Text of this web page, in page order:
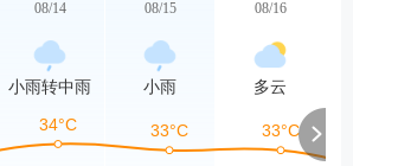
08/14
小雨转中雨
08/15
小雨
08/16
多云